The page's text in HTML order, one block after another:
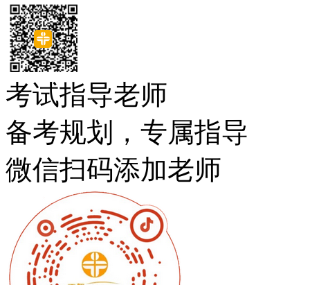
考试指导老师
备考规划，专属指导
微信扫码添加老师